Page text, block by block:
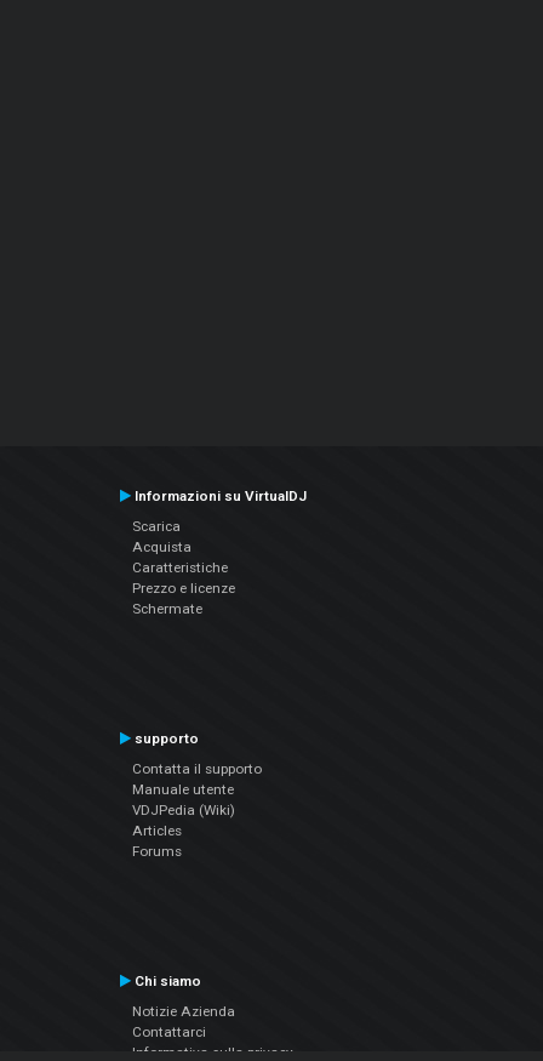
Informazioni su VirtualDJ
Scarica
Acquista
Caratteristiche
Prezzo e licenze
Schermate
supporto
Contatta il supporto
Manuale utente
VDJPedia (Wiki)
Articles
Forums
Chi siamo
Notizie Azienda
Contattarci
Informativa sulla privacy